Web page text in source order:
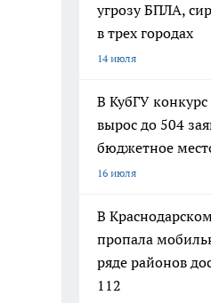
угрозу БПЛА,
в трех городах
14 июля
В КубГУ
вырос до 504
бюджетное
16 июля
В
пропала
ряде районов
112